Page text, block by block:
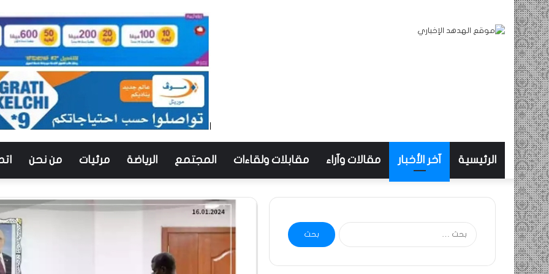
الرئيسية آخر الأخبار مقالات وآراء مقابلات ولقاءات المجتمع الرياضة مرئيات من نحن
البحث
عن: